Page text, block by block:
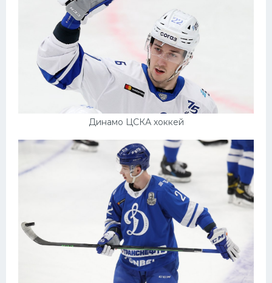
Динамо ЦСКА хоккей